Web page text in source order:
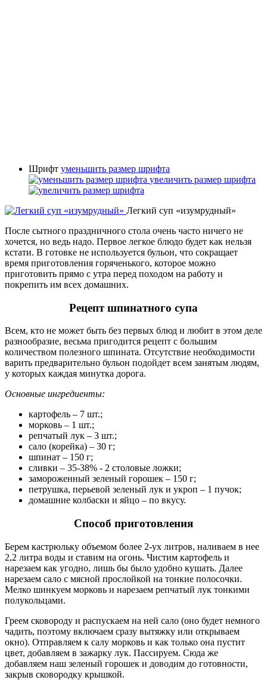
Шрифт уменьшить размер шрифта
увеличить размер шрифта
Легкий суп «изумрудный»
После сытного праздничного стола очень часто ничего не
хочется, но ведь надо. Первое легкое блюдо будет как нельзя
кстати. В готовке не используется бульон, что сокращает
время приготовления горяченького, которое можно
приготовить прямо с утра перед походом на работу и
покрепить им всех домашних.
Рецепт шпинатного супа
Всем, кто не может быть без первых блюд и любит в этом деле
разнообразие, весьма пригодится рецепт с большим
количеством полезного шпината. Отсутствие необходимости
варить предварительно бульон подойдет всем занятым людям,
у которых каждая минутка дорога.
Основные ингредиенты:
картофель – 7 шт.;
морковь – 1 шт.;
репчатый лук – 3 шт.;
сало (корейка) – 30 г;
шпинат – 150 г;
сливки – 35-38% - 2 столовые ложки;
замороженный зеленый горошек – 150 г;
петрушка, перьевой зеленый лук и укроп – 1 пучок;
домашние колбаски и яйцо – по вкусу.
Способ приготовления
Берем кастрюльку объемом более 2-ух литров, наливаем в нее
2,2 литра воды и ставим на огонь. Чистим картофель и
нарезаем как угодно, лишь бы было удобно кушать. Далее
нарезаем сало с мясной прослойкой на тонкие полосочки.
Мелко шинкуем морковь и нарезаем репчатый лук тонкими
полукольцами.
Греем сковороду и распускаем на ней сало (оно будет немного
чадить, поэтому включаем сразу вытяжку или открываем
окно). Отправляем к салу морковь и как только она пустит
цвет, добавляем в зажарку лук. Пассируем. Сюда же
добавляем наш зеленый горошек и доводим до готовности,
закрыв сковородку крышкой.